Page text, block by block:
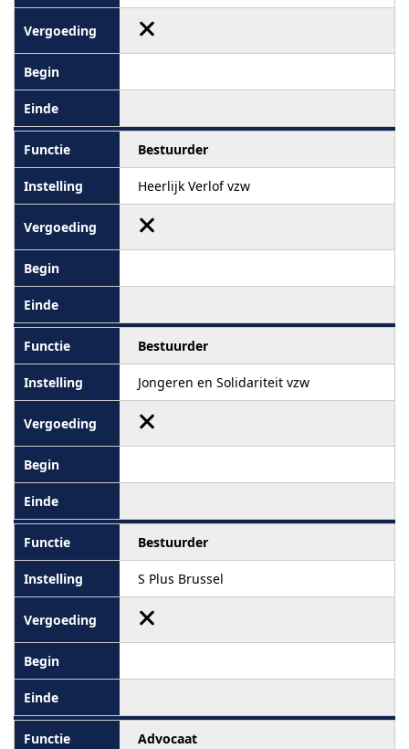
Bestuurder
Heerlijk Verlof vzw
Bestuurder
Jongeren en Solidariteit vzw
Bestuurder
S Plus Brussel
Advocaat